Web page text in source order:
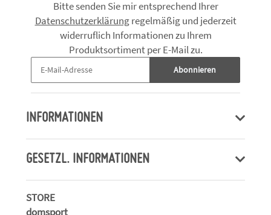
Bitte senden Sie mir entsprechend Ihrer
Datenschutzerklärungregelmäßig und jederzeit
widerruflich Informationen zu Ihrem
Produktsortiment per E-Mail zu.
Abonnieren
INFORMATIONEN
GESETZL. INFORMATIONEN
STORE
domsport